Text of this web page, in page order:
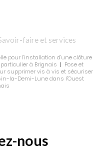
faire et services
pour l'installation d'une clôture
à Brignais | Pose et
supprimer vis à vis et sécuriser
la-Demi-Lune dans l'Ouest
nous